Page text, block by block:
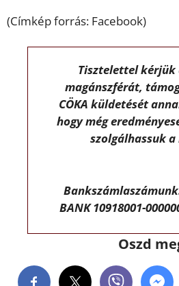
(Címkép forrás: Facebook)
Tisztelettel kérjük
magánszférát,
CÖKA küldetését
hogy még
szolgálhassuk
BANK 10918001-
Oszd